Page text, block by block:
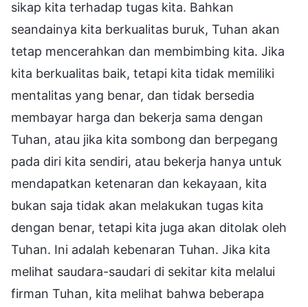
sikap kita terhadap tugas kita. Bahkan
seandainya kita berkualitas buruk, Tuhan akan
tetap mencerahkan dan membimbing kita. Jika
kita berkualitas baik, tetapi kita tidak memiliki
mentalitas yang benar, dan tidak bersedia
membayar harga dan bekerja sama dengan
Tuhan, atau jika kita sombong dan berpegang
pada diri kita sendiri, atau bekerja hanya untuk
mendapatkan ketenaran dan kekayaan, kita
bukan saja tidak akan melakukan tugas kita
dengan benar, tetapi kita juga akan ditolak oleh
Tuhan. Ini adalah kebenaran Tuhan. Jika kita
melihat saudara-saudari di sekitar kita melalui
firman Tuhan, kita melihat bahwa beberapa